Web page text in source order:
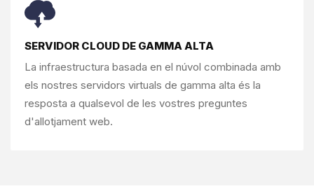
SERVIDOR CLOUD DE GAMMA ALTA
La infraestructura basada en el núvol combinada amb
els nostres servidors virtuals de gamma alta és la
resposta a qualsevol de les vostres preguntes
d'allotjament web.